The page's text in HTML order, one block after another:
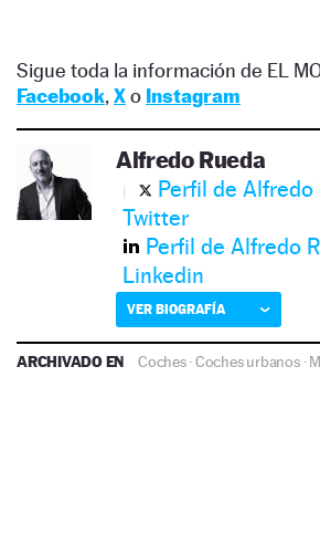
Sigue toda la información de EL
Facebook, Xo Instagram
Alfredo Rueda
Perfil de Alfredo
Twitter
Perfil de Alfredo
Linkedin
VER BIOGRAFÍA
ARCHIVADO EN Coches·Coches urbanos·